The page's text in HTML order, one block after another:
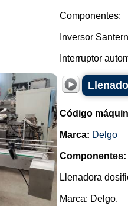
Componentes:
Inversor
Interruptor
Código
Marca: Delgo
Componentes:
Llenadora
Marca: Delgo.